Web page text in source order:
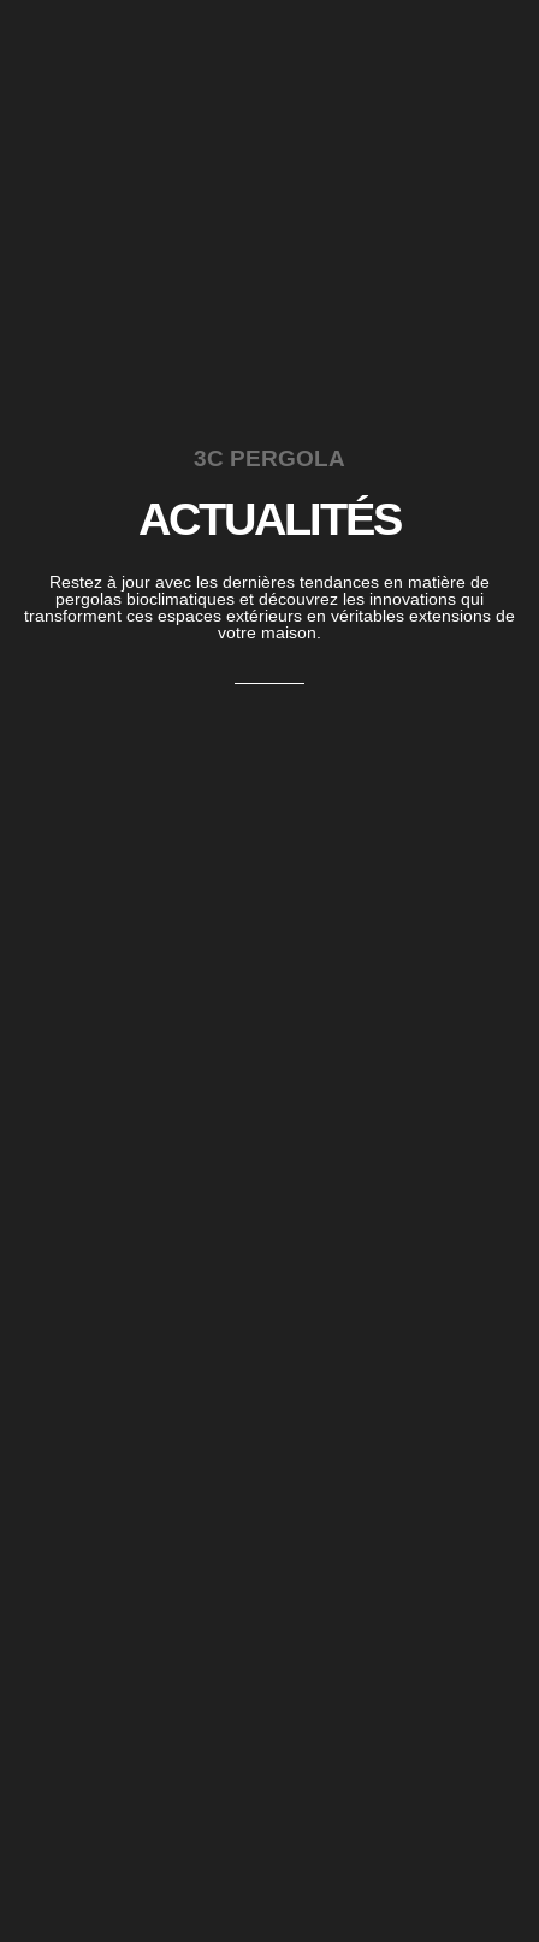
3C PERGOLA
ACTUALITÉS
Restez à jour avec les dernières tendances en matière de
pergolas bioclimatiques et découvrez les innovations qui
transforment ces espaces extérieurs en véritables extensions de
votre maison.